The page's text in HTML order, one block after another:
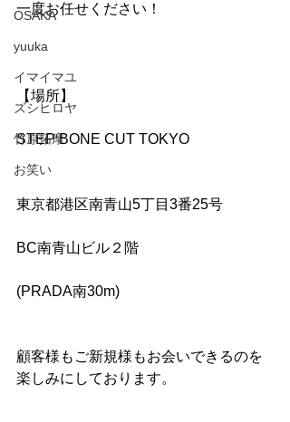
OSAKA
yuuka
イマイマユ
ズシヒロヤ
竹原拓摩
お笑い
一度お任せください！
【場所】
STEP BONE CUT TOKYO
東京都港区南青山5丁目3番25号
BC南青山ビル２階
(PRADA南30m)
顧客様もご新規様もお会いできるのを
楽しみにしております。